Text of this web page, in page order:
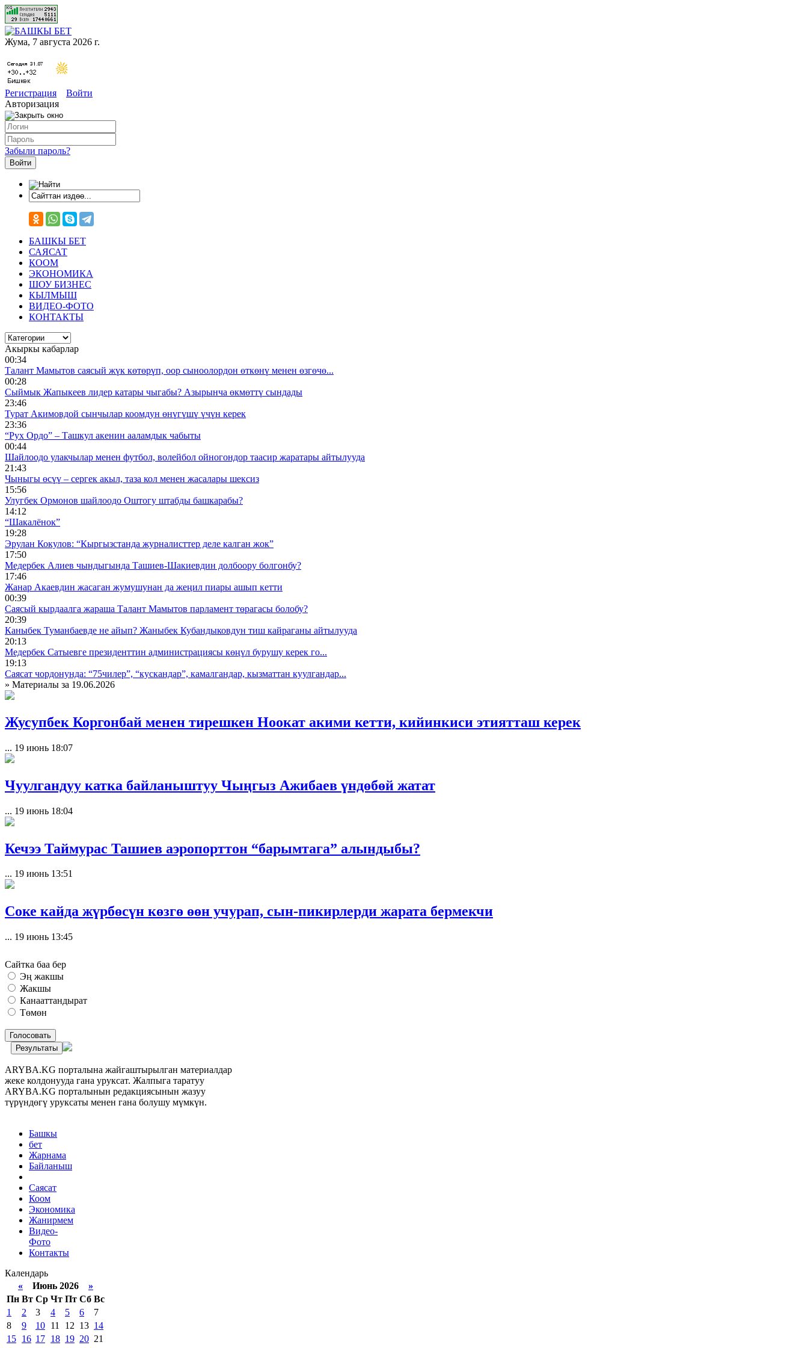
Жума, 7 августа 2026 г.
Регистрация
Войти
Авторизация
Забыли пароль?
БАШКЫ БЕТ
САЯСАТ
КООМ
ЭКОНОМИКА
ШОУ БИЗНЕС
КЫЛМЫШ
ВИДЕО-ФОТО
КОНТАКТЫ
Акыркы кабарлар
00:34
Талант Мамытов саясый жүк көтөрүп, оор сыноолордон өткөнү менен өзгөчө...
00:28
Сыймык Жапыкеев лидер катары чыгабы? Азырынча өкмөттү сындады
23:46
Турат Акимовдой сынчылар коомдун өнүгүшү үчүн керек
23:36
“Рух Ордо” – Ташкул акенин ааламдык чабыты
00:44
Шайлоодо улакчылар менен футбол, волейбол ойногондор таасир жаратары айтылууда
21:43
Чыныгы өсүү – сергек акыл, таза кол менен жасалары шексиз
15:56
Улугбек Ормонов шайлоодо Оштогу штабды башкарабы?
14:12
“Шакалёнок”
19:28
Эрулан Кокулов: “Кыргызстанда журналисттер деле калган жок”
17:50
Медербек Алиев чындыгында Ташиев-Шакиевдин долбоору болгонбу?
17:46
Жанар Акаевдин жасаган жумушунан да жеңил пиары ашып кетти
00:39
Саясый кырдаалга жараша Талант Мамытов парламент төрагасы болобу?
20:39
Каныбек Туманбаевде не айып? Жаныбек Кубандыковдун тиш кайраганы айтылууда
20:13
Медербек Сатыевге президенттин администрациясы көңүл бурушу керек го...
19:13
Саясат чордонунда: “75чилер”, “кускандар”, камалгандар, кызматтан куулгандар...
» Материалы за 19.06.2026
Жусупбек Коргонбай менен тирешкен Ноокат акими кетти, кийинкиси этиятташ керек
... 19 июнь 18:07
Чуулгандуу катка байланыштуу Чыңгыз Ажибаев үндөбөй жатат
... 19 июнь 18:04
Кечээ Таймурас Ташиев аэропорттон “барымтага” алындыбы?
... 19 июнь 13:51
Соке кайда жүрбөсүн көзгө өөн учурап, сын-пикирлерди жарата бермекчи
... 19 июнь 13:45
Сайтка баа бер
Эң жакшы
Жакшы
Канааттандырат
Төмөн
Голосовать
Результаты
ARYBA.KG порталына жайгаштырылган материалдар
жеке колдонууда гана уруксат. Жалпыга таратуу
ARYBA.KG порталынын редакциясынын жазуу
түрүндөгү уруксаты менен гана болушу мүмкүн.
Башкы
бет
Жарнама
Байланыш
Саясат
Коом
Экономика
Жанирмем
Видео-
Фото
Контакты
Календарь
« Июнь 2026 »
Пн Вт Ср Чт Пт Сб Вс
1
2 3 4 5 6
7
8
9 10 11 12 13 14
15 16 17 18 19 20 21